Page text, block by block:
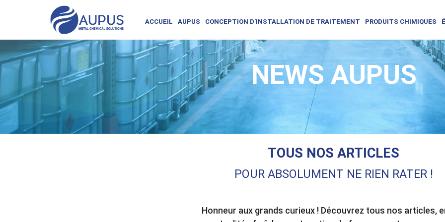
ACCUEIL AUPUS CONCEPTION D’INSTALLATION DE TRAITEMENT PRODUITS CHIMIQUES
NEWS AUPUS
TOUS NOS ARTICLES
POUR ABSOLUMENT NE RIEN RATER !
Honneur aux grands curieux ! Découvrez tous nos articles,